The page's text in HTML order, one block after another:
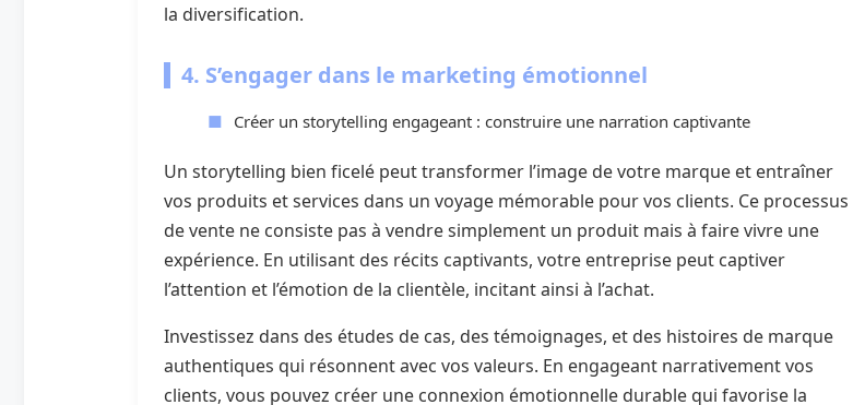
la diversification.
4. S’engager dans le marketing émotionnel
Créer un storytelling engageant : construire une narration captivante
Un storytelling bien ficelé peut transformer l’image de votre marque et entraîner
vos produits et services dans un voyage mémorable pour vos clients. Ce processus
de vente ne consiste pas à vendre simplement un produit mais à faire vivre une
expérience. En utilisant des récits captivants, votre entreprise peut captiver
l’attention et l’émotion de la clientèle, incitant ainsi à l’achat.
Investissez dans des études de cas, des témoignages, et des histoires de marque
authentiques qui résonnent avec vos valeurs. En engageant narrativement vos
clients, vous pouvez créer une connexion émotionnelle durable qui favorise la